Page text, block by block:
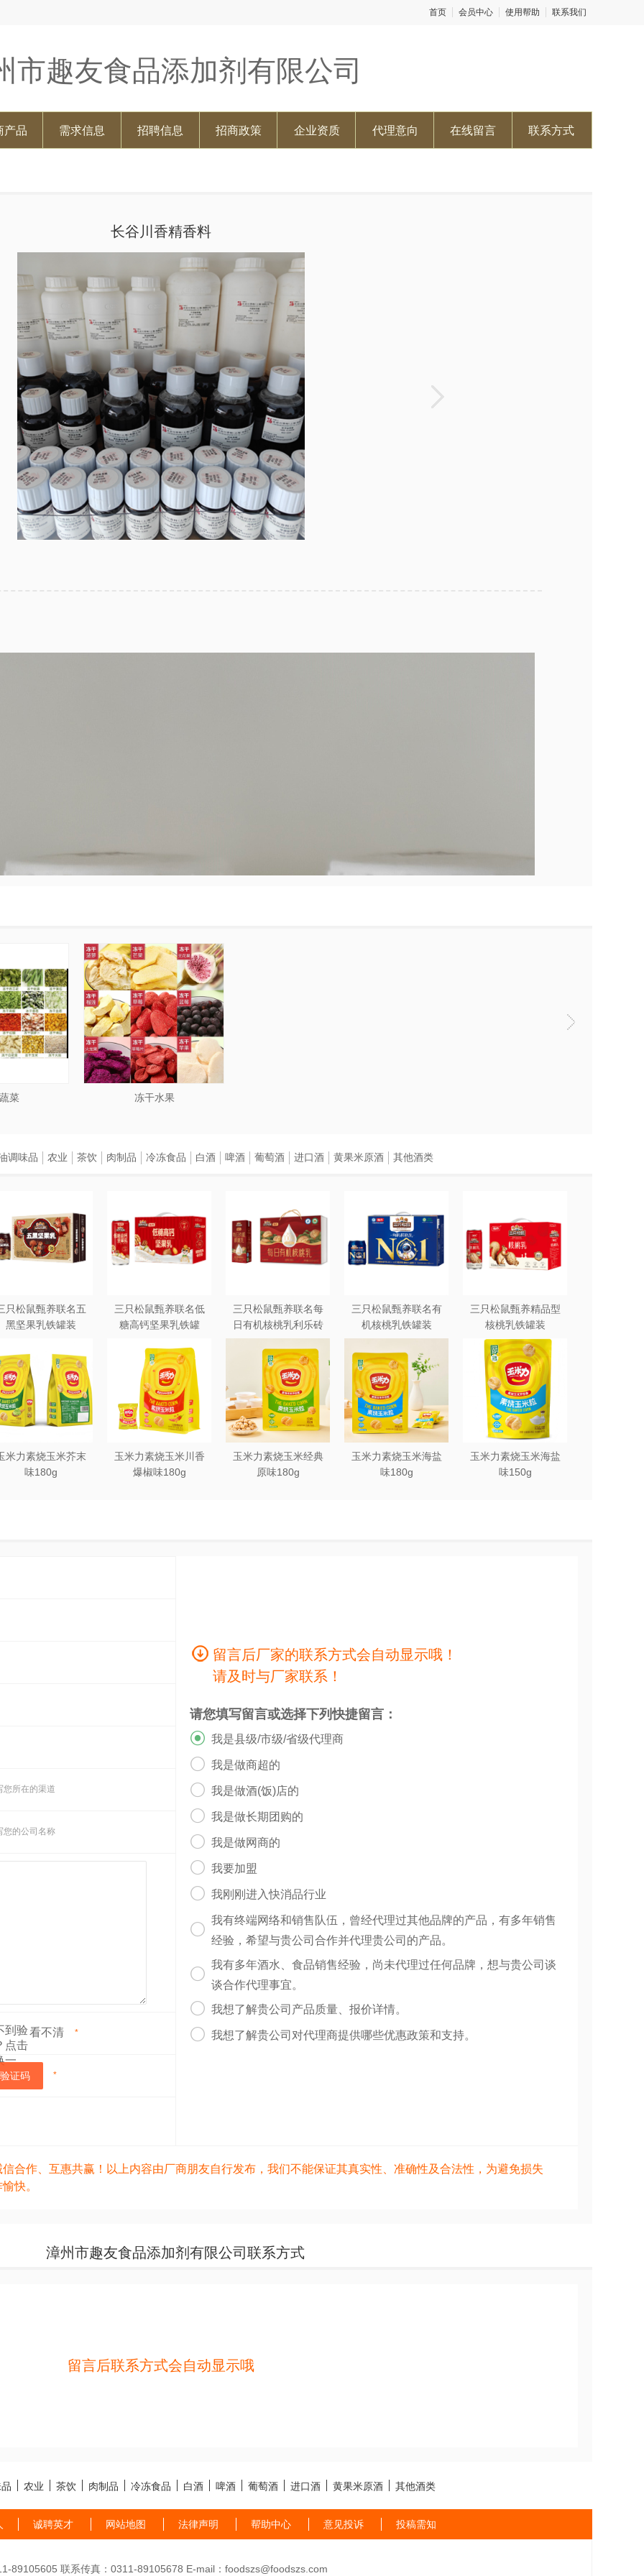
首页 会员中心 使用帮助 联系我们
市趣友食品添加剂有限公司
产品 需求信息 招聘信息 招商政策 企业资质 代理意向 在线留言 联系方式
长谷川香精香料
菜 冻干水果
只松鼠甄养联名五
黑坚果乳铁罐装
三只松鼠甄养联名低
糖高钙坚果乳铁罐
三只松鼠甄养联名每
日有机核桃乳利乐砖
250ml*12盒木盒装
三只松鼠甄养联名有
机核桃乳铁罐装
240ml*12罐礼盒
三只松鼠甄养精品型
核桃乳铁罐装
240ml*12罐
米力素烧玉米芥末
味180g
玉米力素烧玉米川香
爆椒味180g
玉米力素烧玉米经典
原味180g
玉米力素烧玉米海盐
味180g
玉米力素烧玉米海盐
味150g
调味品 农业 茶饮 肉制品 冷冻食品 白酒 啤酒 葡萄酒 进口酒 黄果米原酒 其他酒类
您所在的渠道
您的公司名称
看不清 *
证码 *
留言后厂家的联系方式会自动显示哦！
请及时与厂家联系！
请您填写留言或选择下列快捷留言：
 我是县级/市级/省级代理商
 我是做商超的
 我是做酒(饭)店的
 我是做长期团购的
 我是做网商的
 我要加盟
 我刚刚进入快消品行业

我有终端网络和销售队伍，曾经代理过其他品牌的产品，有多年销售
经验，希望与贵公司合作并代理贵公司的产品。

我有多年酒水、食品销售经验，尚未代理过任何品牌，想与贵公司谈
谈合作代理事宜。
 我想了解贵公司产品质量、报价详情。
 我想了解贵公司对代理商提供哪些优惠政策和支持。
合作、互惠共赢！以上内容由厂商朋友自行发布，我们不能保证其真实性、准确性及合法性，为避免损失
快。
漳州市趣友食品添加剂有限公司联系方式
留言后联系方式会自动显示哦
农业 茶饮 肉制品 冷冻食品 白酒 啤酒 葡萄酒 进口酒 黄果米原酒 其他酒类
诚聘英才 网站地图 法律声明 帮助中心 意见投诉 投稿需知
89105605 联系传真：0311-89105678 E-mail：foodszs@foodszs.com